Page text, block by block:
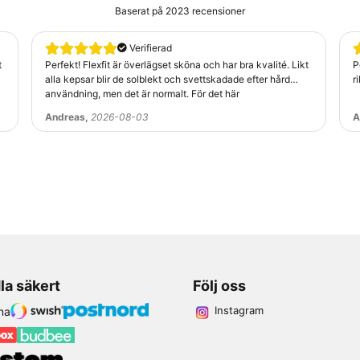
att vi är snabba, kunniga och prisvärda. Vi vill ge
fraktpriser med PostNord och Budbee/Instabox samt
Baserat på 2023 recensioner
Verifierad
Perfekt! Flexfit är överlägset sköna och har bra kvalité. Likt
alla kepsar blir de solblekt och svettskadade efter hård
användning, men det är normalt. För det här
Andreas,2026-08-03
säkert Följ oss
Instagram